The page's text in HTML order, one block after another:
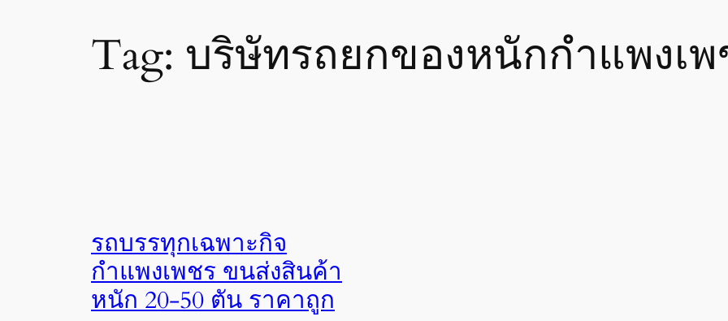
Tag: บริษัทรถยกของหนักกำแพงเ
รถบรรทุกเฉพาะกิจ
กำแพงเพชร ขนส่งสินค้า
หนัก 20-50 ตัน ราคาถูก